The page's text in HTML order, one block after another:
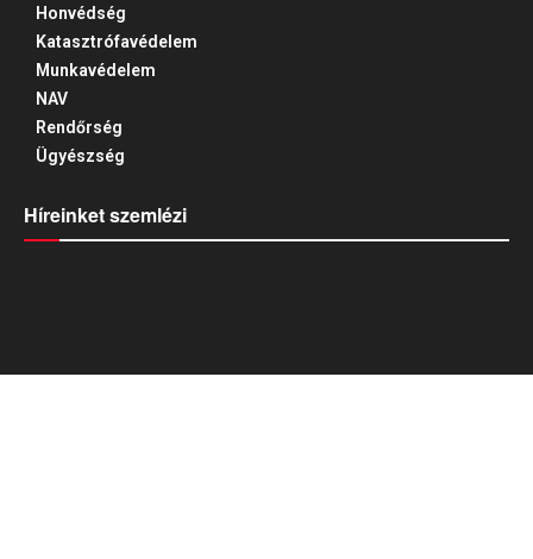
Honvédség
Katasztrófavédelem
Munkavédelem
NAV
Rendőrség
Ügyészség
Híreinket szemlézi